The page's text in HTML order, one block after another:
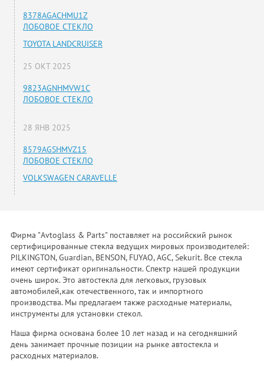
8378AGACHMU1Z
ЛОБОВОЕ СТЕКЛО
TOYOTA LANDCRUISER
25 ОКТ 2025
9823AGNHMVW1C
ЛОБОВОЕ СТЕКЛО
28 ЯНВ 2025
8579AGSHMVZ15
ЛОБОВОЕ СТЕКЛО
VOLKSWAGEN CARAVELLE
Фирма "Avtoglass & Parts" поставляет на российский рынок
сертифицированные стекла ведущих мировых производителей:
PILKINGTON, Guardian, BENSON, FUYAO, AGC, Sekurit. Все стекла
имеют сертификат оригинальности. Спектр нашей продукции
очень широк. Это автостекла для легковых, грузовых
автомобилей,как отечественного, так и импортного
производства. Мы предлагаем также расходные материалы,
инструменты для установки стекол.
Наша фирма основана более 10 лет назад и на сегодняшний
день занимает прочные позиции на рынке автостекла и
расходных материалов.